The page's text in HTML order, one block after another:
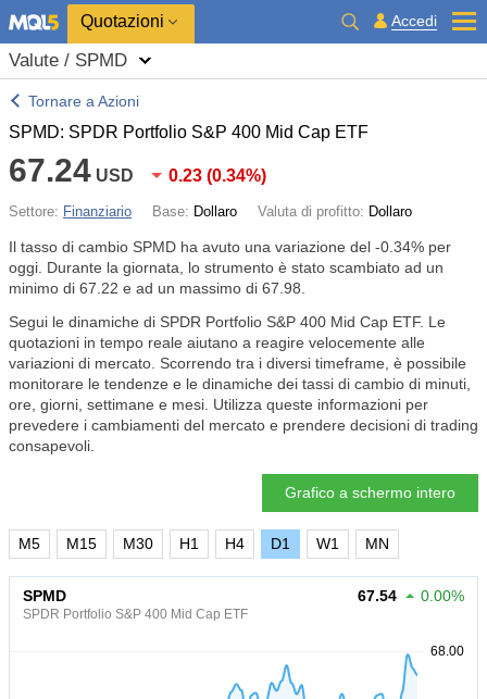
Quotazioni Accedi
Valute / SPMD
Tornare a Azioni
SPMD: SPDR Portfolio S&P 400 Mid Cap ETF
67.24 USD 0.23 (0.34%)
Settore: Finanziario Base: Dollaro Valuta di profitto: Dollaro
Il tasso di cambio SPMD ha avuto una variazione del -0.34% per
oggi. Durante la giornata, lo strumento è stato scambiato ad un
minimo di 67.22 e ad un massimo di 67.98.
Segui le dinamiche di SPDR Portfolio S&P 400 Mid Cap ETF. Le
quotazioni in tempo reale aiutano a reagire velocemente alle
variazioni di mercato. Scorrendo tra i diversi timeframe, è possibile
monitorare le tendenze e le dinamiche dei tassi di cambio di minuti,
ore, giorni, settimane e mesi. Utilizza queste informazioni per
prevedere i cambiamenti del mercato e prendere decisioni di trading
consapevoli.
Grafico a schermo intero
M5 M15 M30 H1 H4 D1 W1 MN
SPMD
SPDR Portfolio S&P 400 Mid Cap ETF
67.54 0.00%